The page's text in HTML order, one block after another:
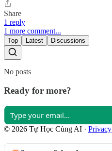
Share
1 reply
1 more comment...
Top Latest Discussions
No posts
Ready for more?
© 2026 Tự Học Cùng AI · Privacy